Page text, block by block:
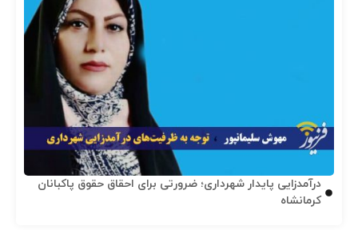
درآمدزایی پایدار شهرداری؛ ضرورتی برای احقاق حقوق پاکبانان
کرمانشاه